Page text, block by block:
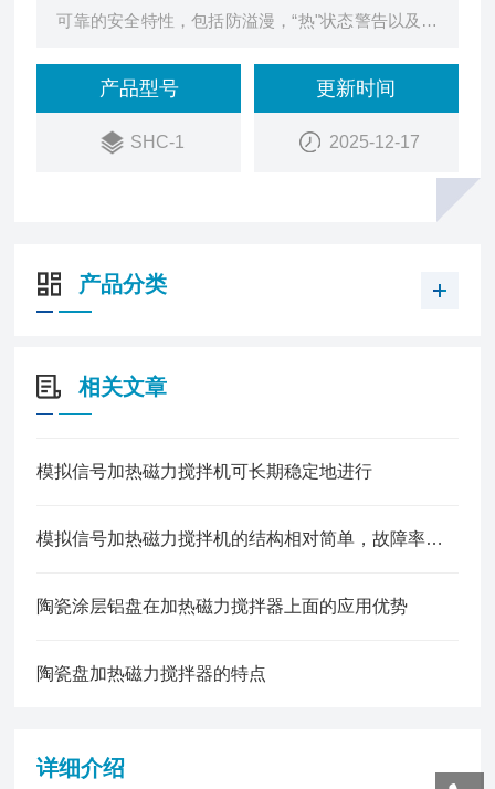
可靠的安全特性，包括防溢漫，“热"状态警告以及过
程均匀，并防止搅拌棒在溶液中混动。所有产品均为
陶瓷面板，耐化学及酸性腐蚀。
产品型号
SHC-1
更新时间
2025-12-17
产品分类
相关文章
模拟信号加热磁力搅拌机可长期稳定地进行
模拟信号加热磁力搅拌机的结构相对简单，故障率较低
陶瓷涂层铝盘在加热磁力搅拌器上面的应用优势
陶瓷盘加热磁力搅拌器的特点
详细介绍